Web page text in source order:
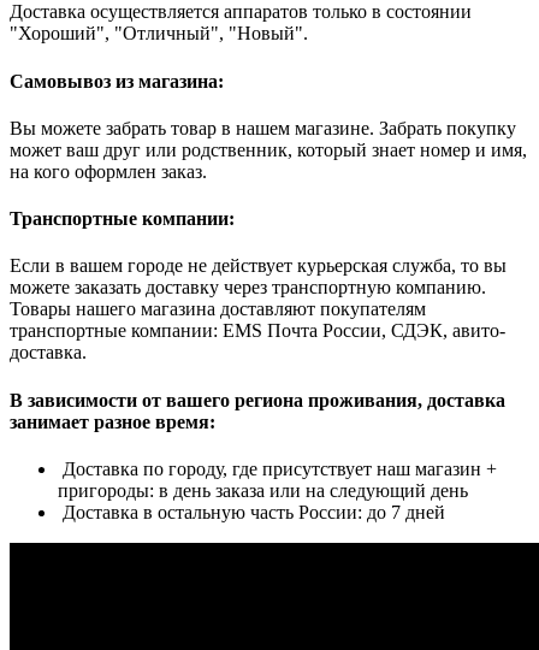
Доставка осуществляется аппаратов только в состоянии
"Хороший", "Отличный", "Новый".
Самовывоз из магазина:
Вы можете забрать товар в нашем магазине. Забрать покупку
может ваш друг или родственник, который знает номер и имя,
на кого оформлен заказ.
Транспортные компании:
Если в вашем городе не действует курьерская служба, то вы
можете заказать доставку через транспортную компанию.
Товары нашего магазина доставляют покупателям
транспортные компании: EMS Почта России, СДЭК, авито-
доставка.
В зависимости от вашего региона проживания, доставка
занимает разное время:
Доставка по городу, где присутствует наш магазин +
пригороды: в день заказа или на следующий день
Доставка в остальную часть России: до 7 дней